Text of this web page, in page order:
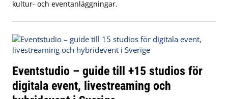
kultur- och eventanläggningar.
Eventstudio – guide till +15 studios för
digitala event, livestreaming och